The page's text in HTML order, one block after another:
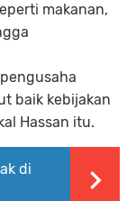
makanan,
baik kebijakan
Hassan itu.
di